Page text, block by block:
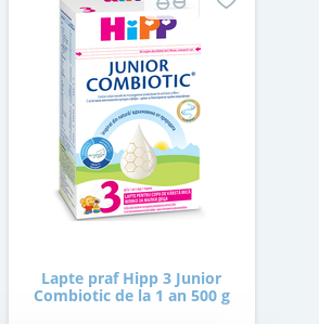
Lapte praf Hipp 3 Junior
Combiotic de la 1 an 500 g